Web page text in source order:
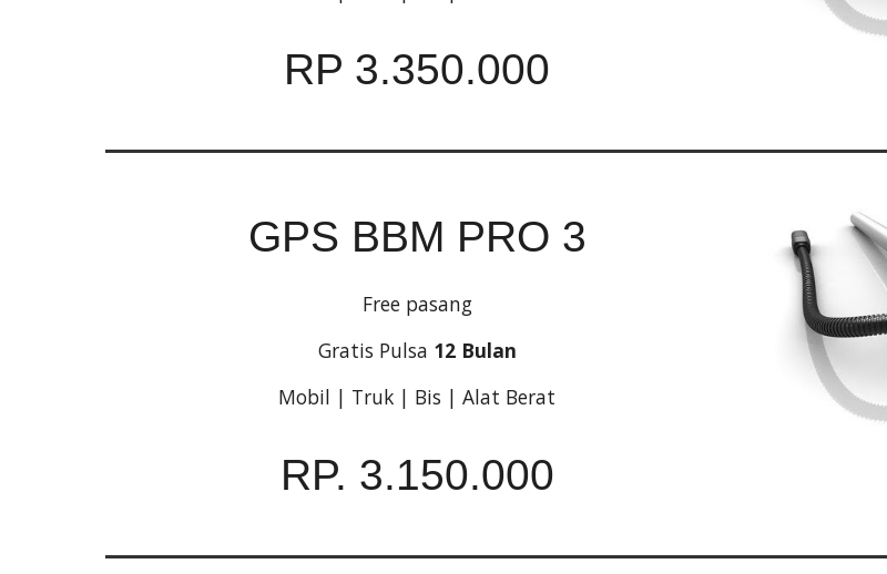
RP 3.350.000
GPS BBM PRO 3
Free pasang
Gratis Pulsa 12 Bulan
Mobil | Truk | Bis | Alat Berat
RP. 3.150.000